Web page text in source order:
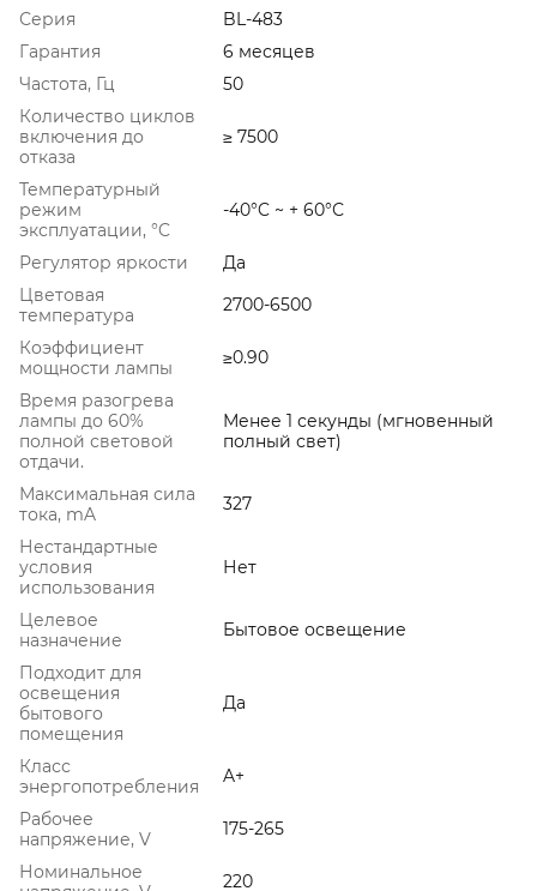
Серия
BL-483
Гарантия
6 месяцев
Частота, Гц
50
Количество циклов
включения до
отказа
≥ 7500
Температурный
режим
эксплуатации, °C
-40°C ~ + 60°С
Регулятор яркости
Да
Цветовая
температура
2700-6500
Коэффициент
мощности лампы
≥0.90
Время разогрева
лампы до 60%
полной световой
отдачи.
Менее 1 секунды (мгновенный
полный свет)
Максимальная сила
тока, mA
327
Нестандартные
условия
использования
Нет
Целевое
назначение
Бытовое освещение
Подходит для
освещения
бытового
помещения
Да
Класс
энергопотребления
A+
Рабочее
напряжение, V
175-265
Номинальное
220